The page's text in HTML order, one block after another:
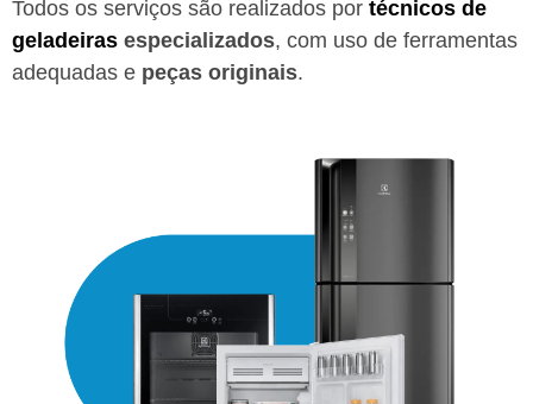
Todos os serviços são realizados por técnicos de
geladeiras especializados, com uso de ferramentas
adequadas e peças originais.